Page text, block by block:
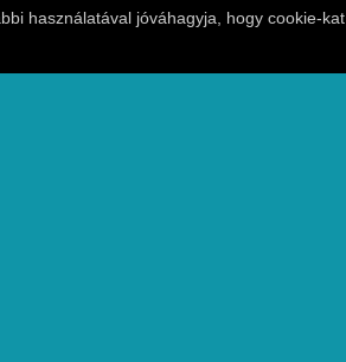
használatával jóváhagyja, hogy cookie-kat